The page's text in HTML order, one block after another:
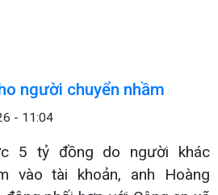
người chuyển nhầm
- 11:04
5 tỷ đồng do người khác
vào tài khoản, anh Hoàng